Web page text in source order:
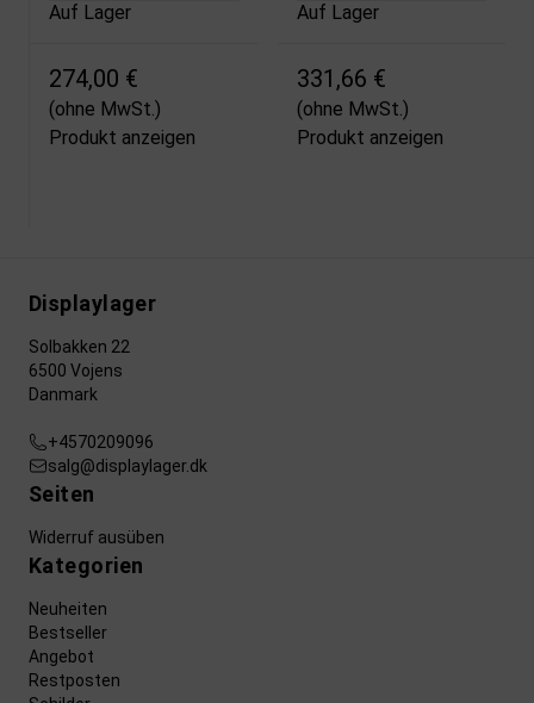
Auf Lager
274,00 €
(ohne MwSt.)
Produkt anzeigen
Auf Lager
331,66 €
(ohne MwSt.)
Produkt anzeigen
Displaylager
Solbakken 22
6500 Vojens
Danmark
+4570209096
salg@displaylager.dk
Seiten
Widerruf ausüben
Kategorien
Neuheiten
Bestseller
Angebot
Restposten